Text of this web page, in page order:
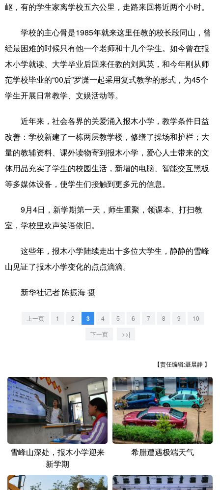
北京 天津 河北 山西
辽宁 上海 江苏
浙江 安徽 福建 江西
山东 河南 湖北 湖南
广西
青海 宁夏
新疆 内蒙古 黑龙江
多语种频道
English Español Français عربى
Русский язык
Deutsch Português
岖，有的学生家离学校五六公里，走路来回将近两个小时。
学校的主心骨是1985年就来这里任教的校长段同山，曾
经最困难的时候只有他一个老师和十几个学生。如今曾在报
木小学就读、大学毕业后回来任教的刘凤英，和今年刚从师
范学校毕业的“00后”罗潇一起采用复式教学的形式，为45个
学生开展日常教学、文娱活动等。
近年来，社会各界的关爱涌入报木小学，教学条件日益
改善：学校新建了一栋两层教学楼，修缮了操场和护栏；大
量的教辅资料、课外读物寄到报木小学，爱心人士带来的文
体用品充实了学生的校园生活，新增的电脑、智能交互黑板
等多媒体设备，使学生们接触到更多元的信息。
9月4日，新学期第一天，师生重聚，领课本、打扫教
室，学校里欢声笑语依旧。
这些年，报木小学陆续走出十多位大学生，静静的雪峰
山见证了报木小学变化的点点滴滴。
新华社记者 陈振海 摄
上一页 1 2 3 4 5 6 7 8 9
10
下一页
>>|
【责任编辑:聂晨静 】
雪峰山深处，报木小学迎来
新学期
希腊遭遇极端天气